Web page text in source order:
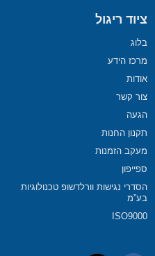
ציוד ריגול
בלוג
מרכז הידע
אודות
צור קשר
הגעה
תקנון החנות
מעקב הזמנות
ספייפון
הסדרי נגישות וורלדשופ טכנולוגיות
בע”מ
ISO9000